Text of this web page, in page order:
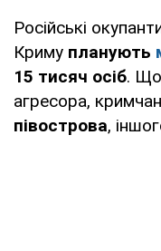
Російські
Криму планують
15 тисяч осіб.
агресора,
півострова,